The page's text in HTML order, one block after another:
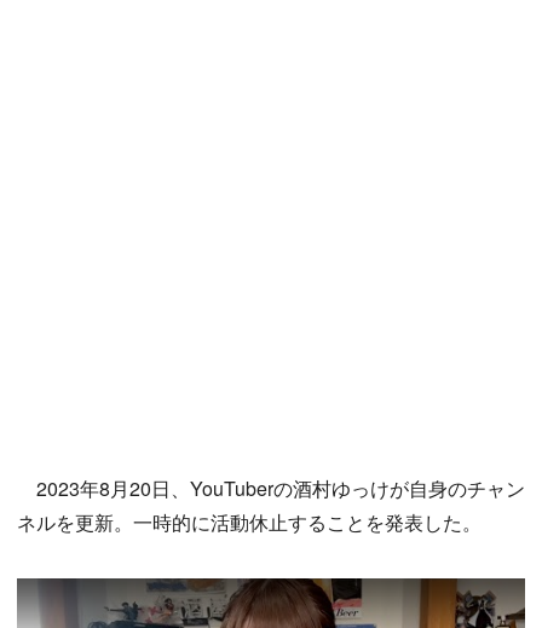
2023年8月20日、YouTuberの酒村ゆっけが自身のチャン
ネルを更新。一時的に活動休止することを発表した。